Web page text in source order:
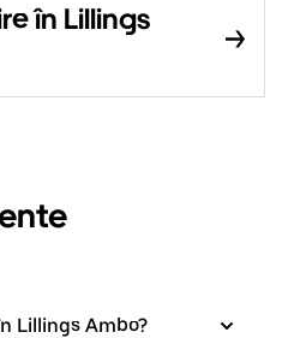
în Lillings
Lillings Ambo?